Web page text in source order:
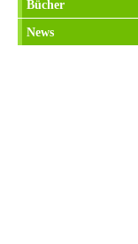
Bücher
News